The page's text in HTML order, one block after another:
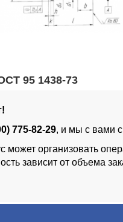
95 1438-73
775-82-29, и мы с вами
организовать
зависит от объема